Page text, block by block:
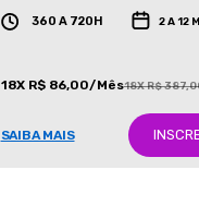
360 A 720H 2 A 12
18X R$ 86,00/Mês18X R$
SAIBA MAIS